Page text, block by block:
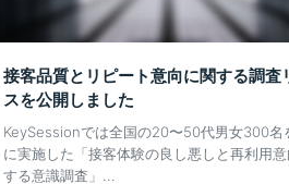
接客品質とリピート意向に関する調査
スを公開しました
KeySessionでは全国の20〜50代男女300名
に実施した「接客体験の良し悪しと再利用
する意識調査」...